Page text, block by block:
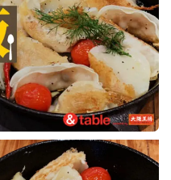
と栄養 餃子
辛
たい 魚醬
麺
質問
節約
根つき スタミナ肉餃子
き餃子
肉ニラ水餃子
豚まん
膨らむ
子